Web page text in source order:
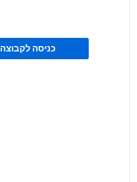
כניסה לקבוצה